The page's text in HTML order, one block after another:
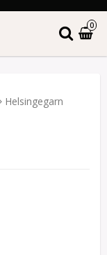
0
Helsingegarn